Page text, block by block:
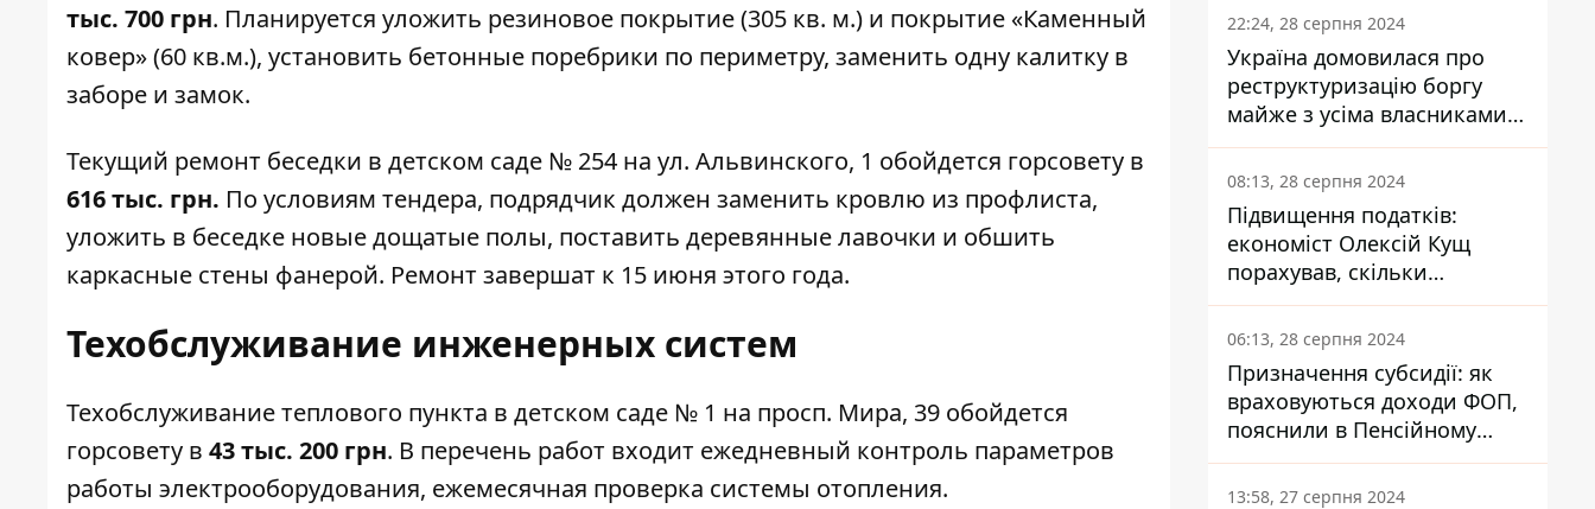
тыс. 700 грн. Планируется уложить резиновое покрытие (305 кв. м.) и покрытие «Каменный
ковер» (60 кв.м.), установить бетонные поребрики по периметру, заменить одну калитку в
заборе и замок.
Текущий ремонт беседки в детском саде № 254 на ул. Альвинского, 1 обойдется горсовету в
616 тыс. грн. По условиям тендера, подрядчик должен заменить кровлю из профлиста,
уложить в беседке новые дощатые полы, поставить деревянные лавочки и обшить
каркасные стены фанерой. Ремонт завершат к 15 июня этого года.
Техобслуживание инженерных систем
Техобслуживание теплового пункта в детском саде № 1 на просп. Мира, 39 обойдется
горсовету в 43 тыс. 200 грн. В перечень работ входит ежедневный контроль параметров
работы электрооборудования, ежемесячная проверка системы отопления.
22:24, 28 серпня 2024
Україна домовилася про
реструктуризацію боргу
майже з усіма власниками
єврооблігацій: що це
означає для країни
08:13, 28 серпня 2024
Підвищення податків:
економіст Олексій Кущ
порахував, скільки
заплатить кожен українець
06:13, 28 серпня 2024
Призначення субсидії: як
враховуються доходи ФОП,
пояснили в Пенсійному
фонді
13:58, 27 серпня 2024